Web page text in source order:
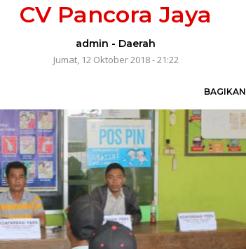
CV Pancora Jaya
admin - Daerah
Jumat, 12 Oktober 2018 - 21:22
BAGIKAN